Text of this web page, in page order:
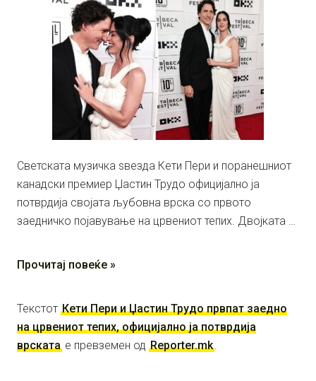
Светската музичка ѕвезда Кети Пери и поранешниот
канадски премиер Џастин Трудо официјално ја
потврдија својата љубовна врска со првото
заедничко појавување на црвениот тепих. Двојката …
Прочитај повеќе »
Текстот Кети Пери и Џастин Трудо првпат заедно
на црвениот тепих, официјално ја потврдија
врската е превземен од Reporter.mk.